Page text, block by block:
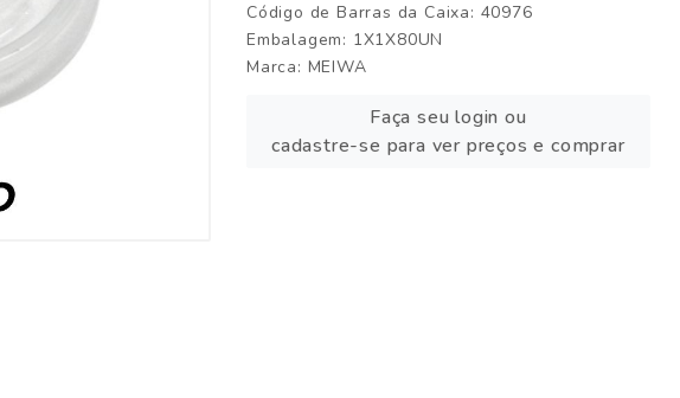
Código de Barras da Caixa: 40976
Embalagem: 1X1X80UN
Marca: MEIWA
Faça seu login ou
cadastre-se para ver preços e comprar